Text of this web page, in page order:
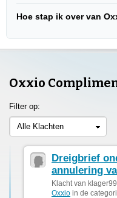
Hoe stap ik over van
Oxxio
Filter op:
Alle Klachten
Dreigbrief
annulering
Klacht van
Oxxio in de